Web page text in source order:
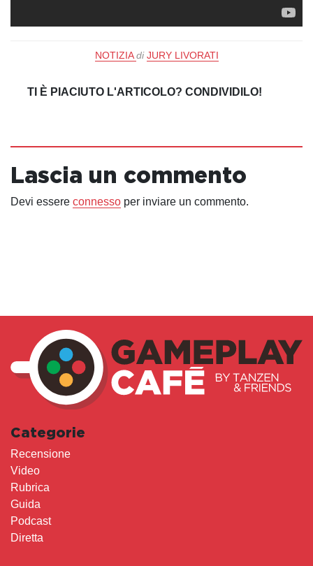
NOTIZIA di JURY LIVORATI
TI È PIACIUTO L'ARTICOLO? CONDIVIDILO!
Lascia un commento
Devi essere connesso per inviare un commento.
Categorie
Recensione
Video
Rubrica
Guida
Podcast
Diretta